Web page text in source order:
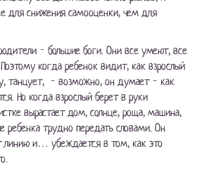
для снижения самооценки, чем для
- большие боги. Они все умеют, все
когда ребенок видит, как взрослый
танцует, - возможно, он думает - как
Но когда взрослый берет в руки
вырастает дом, солнце, роща, машина,
трудно передать словами. Он
линию и… убеждается в том, как это